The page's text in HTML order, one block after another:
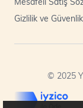
Gizlilik ve Güvenlik
© 2025